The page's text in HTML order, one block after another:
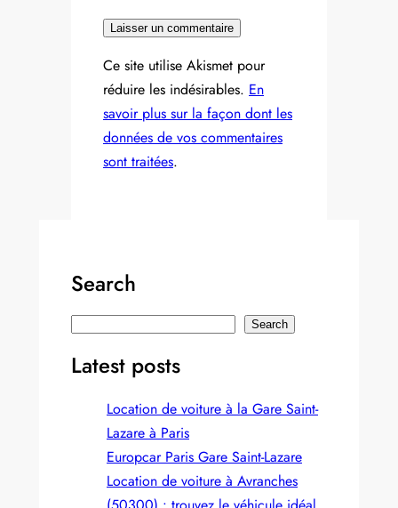
Ce site utilise Akismet pour
réduire les indésirables. En
savoir plus sur la façon dont les
données de vos commentaires
sont traitées.
Search
a
Search
Latest posts
Location de voiture à la Gare Saint-
Lazare à Paris
Europcar Paris Gare Saint‑Lazare
Location de voiture à Avranches